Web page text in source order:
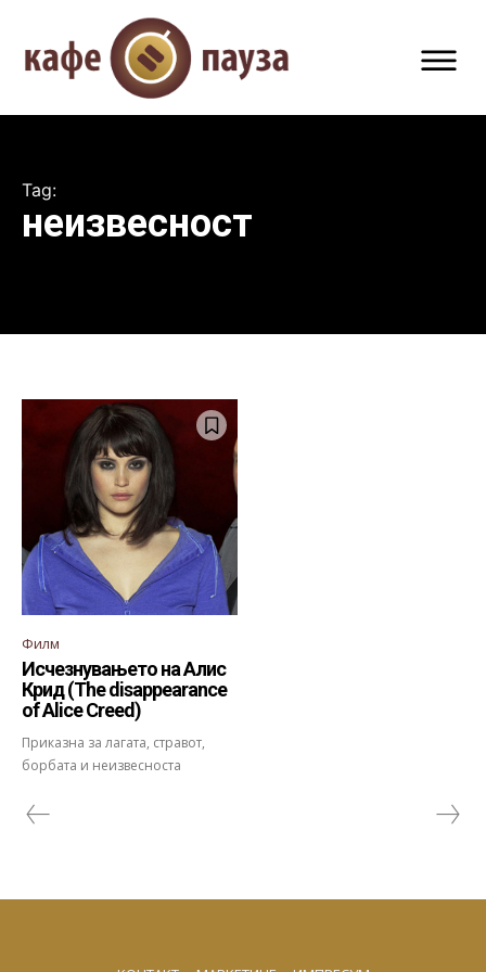
Tag:
неизвесност
Филм
Исчезнувањето на Алис
Крид (Тhe disappearance
of Alice Creed)
Приказна за лагата, стравот,
борбата и неизвесноста